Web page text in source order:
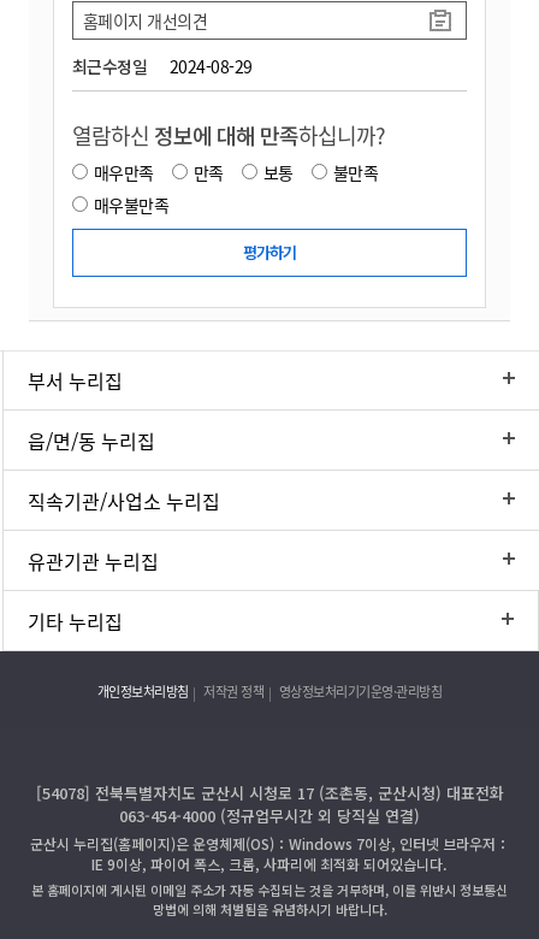
최근수정일 2024-08-29
홈페이지 개선의견
열람하신 정보에 대해 만족하십니까?
매우만족 만족 보통
불만족
매우불만족
부서 누리집
읍/면/동 누리집
직속기관/사업소 누리집
유관기관 누리집
기타 누리집
개인정보처리방침 저작권 정책 영상정보처리기기운영·관리방침
[54078] 전북특별자치도 군산시 시청로 17 (조촌동, 군산시청) 대표전화
063-454-4000 (정규업무시간 외 당직실 연결)
군산시 누리집(홈페이지)은 운영체제(OS)：Windows 7이상, 인터넷 브라우저：
IE 9이상, 파이어 폭스, 크롬, 사파리에 최적화 되어있습니다.
본 홈페이지에 게시된 이메일 주소가 자동 수집되는 것을 거부하며, 이를 위반시 정보통신
망법에 의해 처벌됨을 유념하시기 바랍니다.